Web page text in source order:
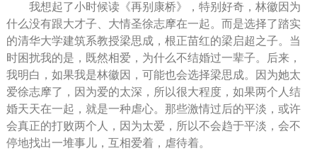
我想起了小时候读《再别康桥》，特别好奇，林徽因为
什么没有跟大才子、大情圣徐志摩在一起。而是选择了踏实
的清华大学建筑系教授梁思成，根正苗红的梁启超之子。当
时困扰我的是，既然相爱，为什么不结婚过一辈子。后来，
我明白，如果我是林徽因，可能也会选择梁思成。因为她太
爱徐志摩了，因为爱的太深，所以很大程度，如果两个人结
婚天天在一起，就是一种虐心。那些激情过后的平淡，或许
会真正的打败两个人，因为太爱，所以不会趋于平淡，会不
停地找出一堆事儿，互相爱着，虐待着。